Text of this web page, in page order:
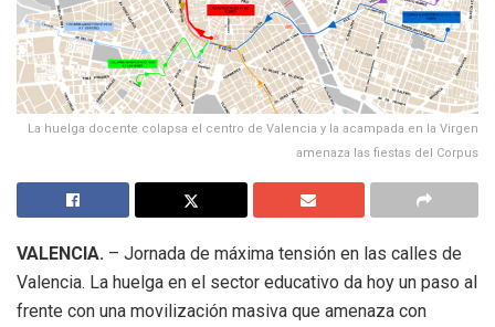
La huelga docente colapsa el centro de Valencia y la acampada en la Virgen
amenaza las fiestas del Corpus
VALENCIA. – Jornada de máxima tensión en las calles de
Valencia. La huelga en el sector educativo da hoy un paso al
frente con una movilización masiva que amenaza con